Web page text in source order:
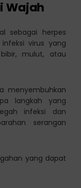
Wajah
sebagai herpes
virus yang
mulut, atau
menyembuhkan
langkah yang
infeksi dan
serangan
yang dapat